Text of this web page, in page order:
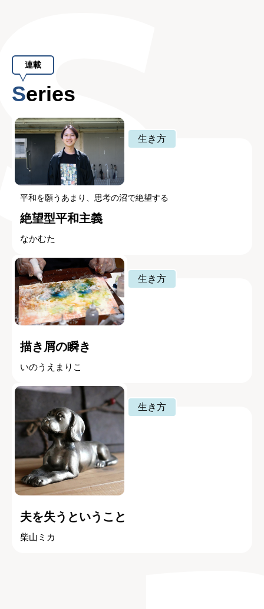
連載
Series
生き方
平和を願うあまり、思考の沼で絶望する
絶望型平和主義
なかむた
生き方
描き屑の瞬き
いのうえまりこ
生き方
夫を失うということ
柴山ミカ